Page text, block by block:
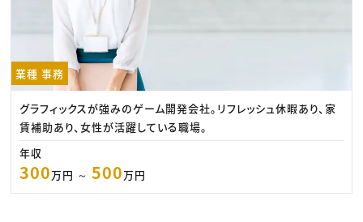
業種 事務
グラフィックスが強みのゲーム開発会社。リフレッシュ休暇あり、家
賃補助あり、女性が活躍している職場。
年収
300万円 ～500万円